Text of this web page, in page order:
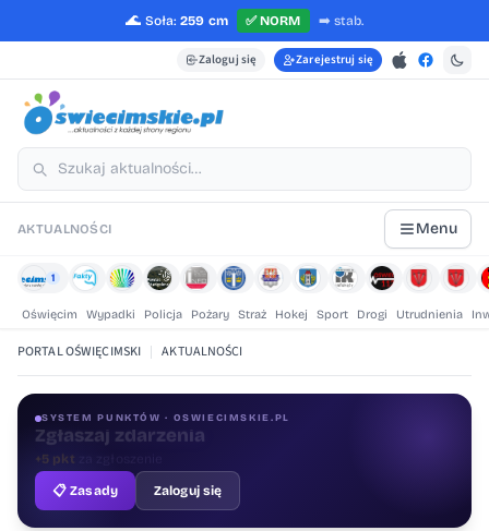
🌊 Soła: 259 cm ✅NORM ➡️ stab.
Zaloguj się Zarejestruj się
AKTUALNOŚCI Menu
1
Oświęcim Wypadki Policja Pożary Straż Hokej Sport Drogi Utrudnienia
PORTAL OŚWIĘCIMSKI | AKTUALNOŚCI
SYSTEM PUNKTÓW · OSWIECIMSKIE.PL
Oceniaj treści
+1 pktza ocenę
📋 Zasady
Zaloguj się